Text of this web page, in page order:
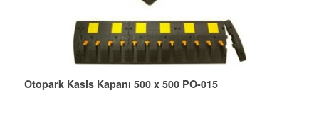
Otopark Kasis Kapanı 500 x 500 PO-015